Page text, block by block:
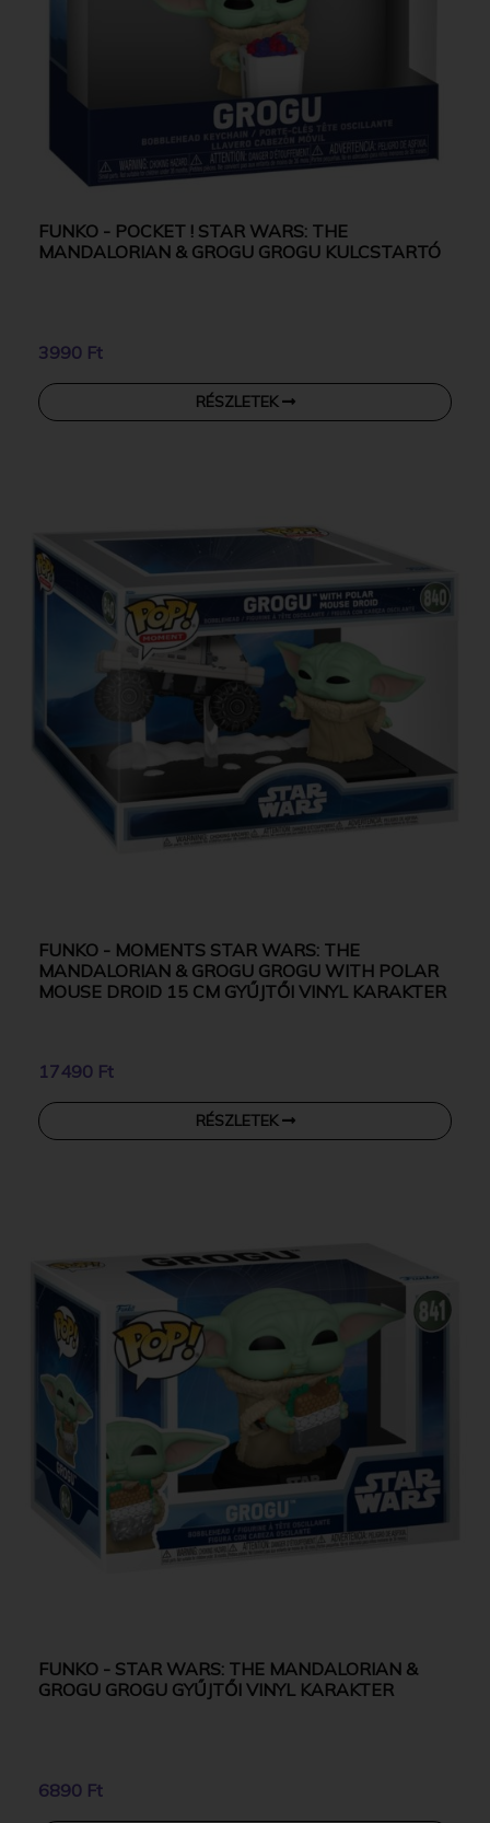
FUNKO - POCKET ! STAR WARS: THE
MANDALORIAN & GROGU GROGU KULCSTARTÓ
3990 Ft
RÉSZLETEK
FUNKO - MOMENTS STAR WARS: THE
MANDALORIAN & GROGU GROGU WITH POLAR
MOUSE DROID 15 CM GYŰJTŐI VINYL KARAKTER
17490 Ft
RÉSZLETEK
FUNKO - STAR WARS: THE MANDALORIAN &
GROGU GROGU GYŰJTŐI VINYL KARAKTER
6890 Ft